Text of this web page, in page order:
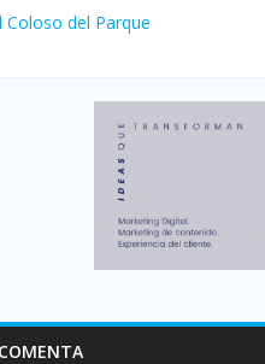
Coloso del Parque
turístico: 4,6 millones de